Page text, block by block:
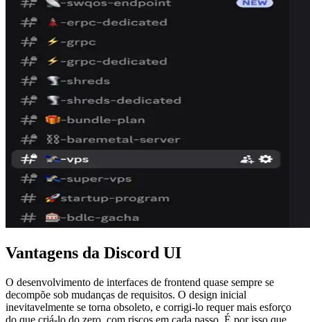
Vantagens da Discord UI
O desenvolvimento de interfaces de frontend quase sempre se
decompõe sob mudanças de requisitos. O design inicial
inevitavelmente se torna obsoleto, e corrigi-lo requer mais esforço